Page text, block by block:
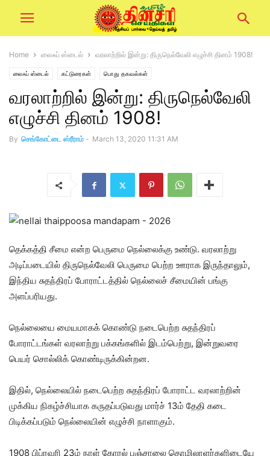
Home லைஃப் ஸ்டைல் வரலாற்றில் இன்று: திருநெல்வேலி எழுச்சி தினம் 1908!
லைஃப் ஸ்டைல் கட்டுரைகள் பொது தகவல்கள்
வரலாற்றில் இன்று: திருநெல்வேலி
எழுச்சி தினம் 1908!
By செங்கோட்டை ஸ்ரீராம் - March 13, 2020 11:31 AM
தெக்கத்தி சீமை என்ற பெருமை நெல்லைக்கு உண்டு. வரலாற்று
அடிப்படையில் திருநெல்வேலி பெருமை பெற்ற ஊராக இருந்தாலும்,
இந்திய சுதந்திரப் போராட்டத்தில் நெல்லைச் சீமையின் பங்கு
அளப்பரியது.
நெல்லையை மையமாகக் கொண்டு நடைபெற்ற சுதந்திரப்
போராட்டங்கள் வரலாற்று பக்கங்களில் இடம்பெற்று, இன்றுவரை
பெயர் சொல்லிக் கொண்டிருக்கின்றன.
இதில், நெல்லையில் நடைபெற்ற சுதந்திரப் போராட்ட வரலாற்றின்
முக்கிய நிகழ்ச்சியாக கருதப்படுவது மார்ச் 13ம் தேதி கடை
பிடிக்கப்படும் நெல்லையின் எழுச்சி நாளாகும்.
1908 பிப்ரவரி 23ம் நாள் கோரல் பஞ்சாலை தொழிலாளர்களிடையே